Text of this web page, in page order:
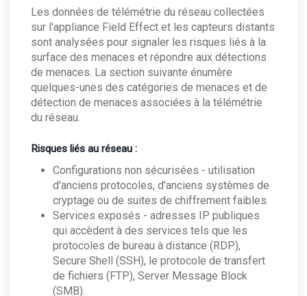
Les données de télémétrie du réseau collectées
sur l'appliance Field Effect et les capteurs distants
sont analysées pour signaler les risques liés à la
surface des menaces et répondre aux détections
de menaces. La section suivante énumère
quelques-unes des catégories de menaces et de
détection de menaces associées à la télémétrie
du réseau.
Risques liés au réseau :
Configurations non sécurisées - utilisation
d'anciens protocoles, d'anciens systèmes de
cryptage ou de suites de chiffrement faibles.
Services exposés - adresses IP publiques
qui accèdent à des services tels que les
protocoles de bureau à distance (RDP),
Secure Shell (SSH), le protocole de transfert
de fichiers (FTP), Server Message Block
(SMB).